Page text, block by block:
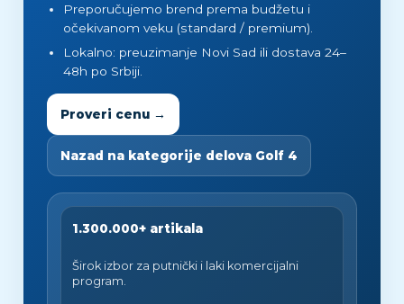
Preporučujemo brend prema budžetu i
očekivanom veku (standard / premium).
Lokalno: preuzimanje Novi Sad ili dostava 24–
48h po Srbiji.
Proveri cenu →
Nazad na kategorije delova Golf 4
1.300.000+ artikala
Širok izbor za putnički i laki komercijalni
program.